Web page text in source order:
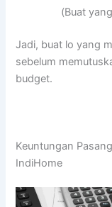
(Buat
Jadi, buat lo yang
sebelum
budget.
Keuntungan
IndiHome